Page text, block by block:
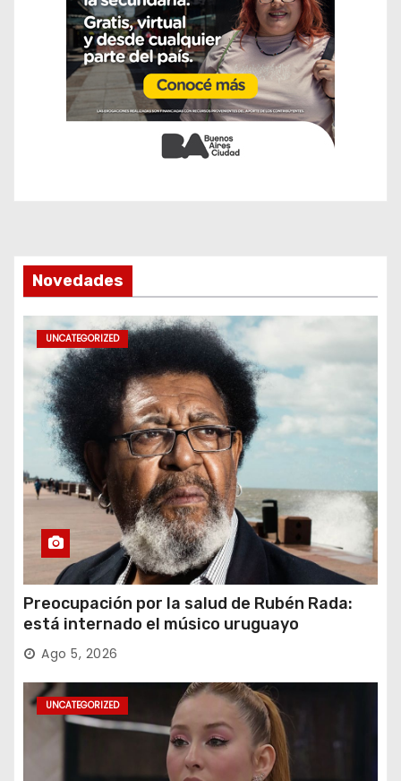
Novedades
UNCATEGORIZED
Preocupación por la salud de Rubén Rada:
está internado el músico uruguayo
Ago 5, 2026
UNCATEGORIZED